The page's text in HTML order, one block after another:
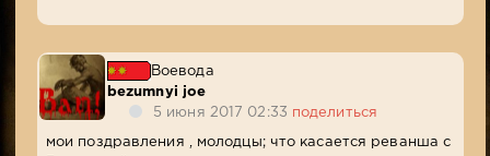
Воевода
bezumnyi joe
5 июня 2017 02:33 поделиться
мои поздравления , молодцы; что касается реванша с